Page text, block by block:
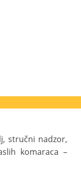
stručni nadzor,
komaraca –